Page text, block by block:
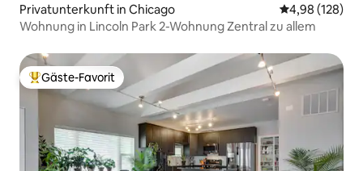
Privatunterkunft in Chicago
4,98 (128)
Wohnung in Lincoln Park 2-Wohnung Zentral zu allem
Beliebter Gäste-Favorit.
Gäste-Favorit